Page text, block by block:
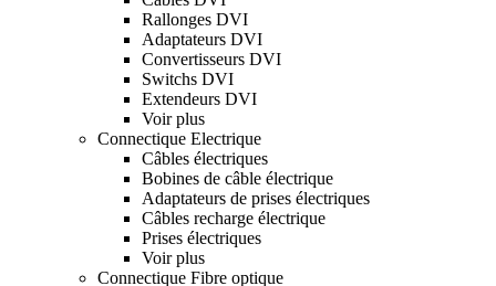
Rallonges DVI
Adaptateurs DVI
Convertisseurs DVI
Switchs DVI
Extendeurs DVI
Voir plus
Connectique Electrique
Câbles électriques
Bobines de câble électrique
Adaptateurs de prises électriques
Câbles recharge électrique
Prises électriques
Voir plus
Connectique Fibre optique